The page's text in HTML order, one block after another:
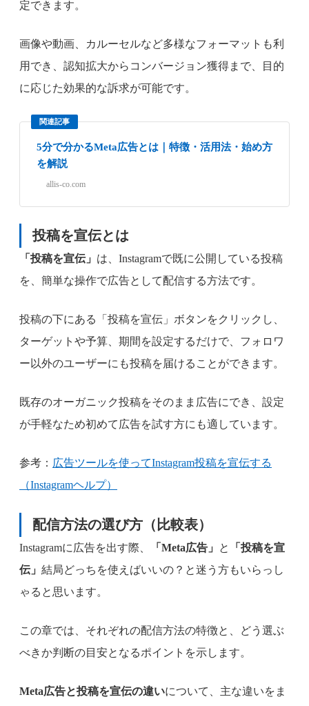
定できます。
画像や動画、カルーセルなど多様なフォーマットも利
用でき、認知拡大からコンバージョン獲得まで、目的
に応じた効果的な訴求が可能です。
関連記事
5分で分かるMeta広告とは｜特徴・活用法・始め方
を解説
allis-co.com
投稿を宣伝とは
「投稿を宣伝」 は、Instagramで既に公開している投稿
を、簡単な操作で広告として配信する方法です。
​投稿の下にある「投稿を宣伝」ボタンをクリックし、
ターゲットや予算、期間を設定するだけで、フォロワ
ー以外のユーザーにも投稿を届けることができます。
既存のオーガニック投稿をそのまま広告にでき、設定
が手軽なため初めて広告を試す方にも適しています。
参考： 広告ツールを使ってInstagram投稿を宣伝する
（Instagramヘルプ）
配信方法の選び方（比較表）
Instagramに広告を出す際、 「Meta広告」 と
「投稿を宣
伝」 結局どっちを使えばいいの？と迷う方もいらっし
ゃると思います。
この章では、それぞれの配信方法の特徴と、どう選ぶ
べきか判断の目安となるポイントを示します。
Meta広告と投稿を宣伝の違いについて、主な違いをま